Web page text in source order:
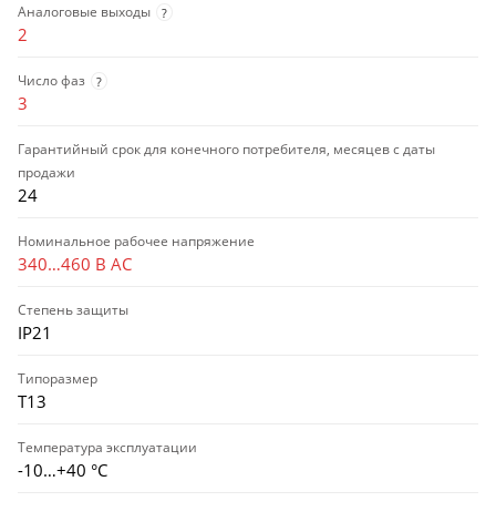
Аналоговые выходы ?
2
Число фаз ?
3
Гарантийный срок для конечного потребителя, месяцев с даты
продажи
24
Номинальное рабочее напряжение
340…460 В AC
Степень защиты
IP21
Типоразмер
T13
Температура эксплуатации
-10…+40 °С